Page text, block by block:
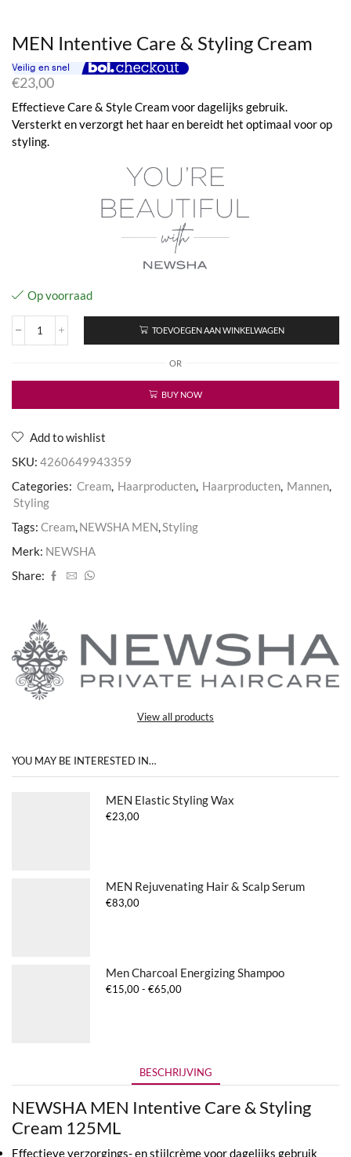
MEN Intentive Care & Styling Cream
€23,00
Effectieve Care & Style Cream voor dagelijks gebruik.
Versterkt en verzorgt het haar en bereidt het optimaal voor op
styling.
Op voorraad
MEN
&
Cream
TOEVOEGEN AAN WINKELWAGEN
OR
BUY NOW
Add to wishlist
SKU: 4260649943359
Categories: Cream, Haarproducten, Haarproducten, Mannen,
Styling
Tags: Cream,NEWSHA MEN,Styling
Merk: NEWSHA
Share:
View all products
YOU MAY BE INTERESTED IN…
MEN Elastic Styling Wax
€23,00
MEN Rejuvenating Hair & Scalp Serum
€83,00
Men Charcoal Energizing Shampoo
€15,00- €65,00Prijsklasse:
BESCHRIJVING
NEWSHA MEN Intentive Care & Styling
Cream 125ML
Effectieve verzorgings- en stijlcrème voor dagelijks gebruik